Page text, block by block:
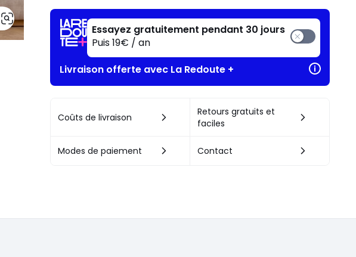
Essayez gratuitement pendant 30 jours
Puis 19€ / an
Livraison offerte avec La Redoute +
Coûts de livraison
Retours gratuits et
faciles
Modes de paiement Contact